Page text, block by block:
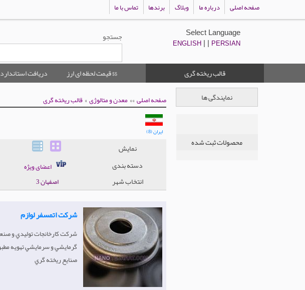
صفحه اصلی درباره ما وبلاگ برندها تماس با ما
جستجو Select Language
ENGLISH| | PERSIAN
$$ قیمت لحظه ای ارز دریافت استاندارد CE
قالب ریخته گری
صفحه اصلی»»معدن و متالوژی»قالب ریخته گری
ایران (8)
نمایش
دسته بندی
اصفهان 3 انتخاب شهر
شرکت اتمسفر لوازم
صنايع ريخته گري
نمایندگی ها
محصولات ثبت شده